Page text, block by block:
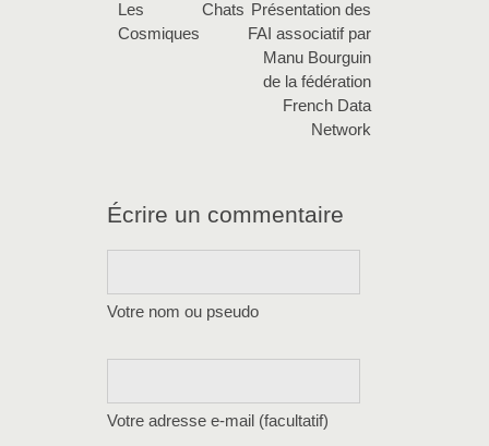
Les Chats
Cosmiques
Présentation des
FAI associatif par
Manu Bourguin
de la fédération
French Data
Network
Écrire un commentaire
Votre nom ou pseudo
Votre adresse e-mail (facultatif)